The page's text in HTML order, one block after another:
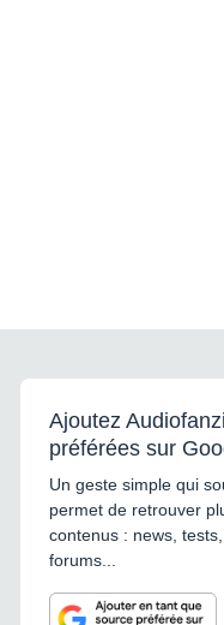
Ajoutez
préférées sur
Un geste simple qui
permet de retrouver
contenus : news,
forums...